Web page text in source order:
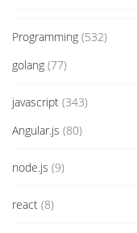
Programming (532)
golang (77)
javascript (343)
Angular.js (80)
node.js (9)
react (8)